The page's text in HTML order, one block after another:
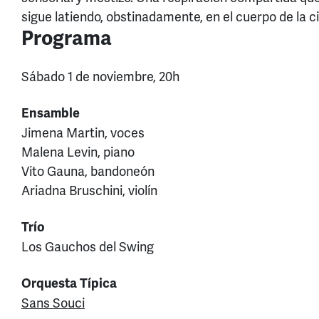
sigue latiendo, obstinadamente, en el cuerpo de la
Programa
Sábado 1 de noviembre, 20h
Ensamble
Jimena Martin, voces
Malena Levin, piano
Vito Gauna, bandoneón
Ariadna Bruschini, violín
Trío
Los Gauchos del Swing
Orquesta Típica
Sans Souci